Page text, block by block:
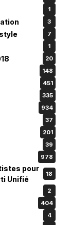
1
3
7
1
20
148
451
335
934
37
201
39
978
pour
Unifié
18
2
404
4